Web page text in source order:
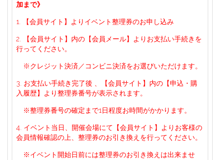
加まで》
1. 【会員サイト】よりイベント整理券のお申し込み
2. 【会員サイト】内の【会員メール】よりお支払い手続きを
行ってください。
※クレジット決済／コンビニ決済をお選びいただけます。
3. お支払い手続き完了後 、【会員サイト】内の【申込・購
入履歴】より整理券番号が表示されます。
※整理券番号の確定まで1日程度お時間がかかります。
4. イベント当日、開催会場にて【会員サイト】よりお客様の
会員情報確認の上、整理券のお引き換えを行ってください。
※イベント開始日前には整理券のお引き換えは出来ませ